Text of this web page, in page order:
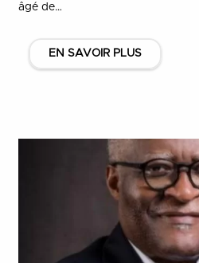
âgé de…
EN SAVOIR PLUS